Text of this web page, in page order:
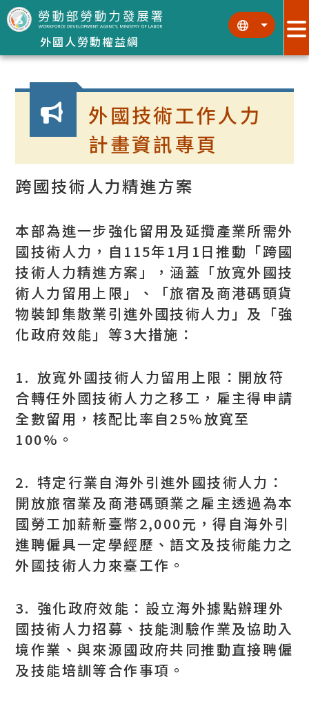
跳到主要內容區塊
外國人勞動權益網
::: :::
:::
外國技術工作人力
計畫資訊專頁
跨國技術人力精進方案
本部為進一步強化留用及延攬產業所需外
國技術人力，自115年1月1日推動「跨國
技術人力精進方案」，涵蓋「放寬外國技
術人力留用上限」、「旅宿及商港碼頭貨
物裝卸集散業引進外國技術人力」及「強
化政府效能」等3大措施：
1. 放寬外國技術人力留用上限：開放符
合轉任外國技術人力之移工，雇主得申請
全數留用，核配比率自25%放寬至
100%。
2. 特定行業自海外引進外國技術人力：
開放旅宿業及商港碼頭業之雇主透過為本
國勞工加薪新臺幣2,000元，得自海外引
進聘僱具一定學經歷、語文及技術能力之
外國技術人力來臺工作。
3. 強化政府效能：設立海外據點辦理外
國技術人力招募、技能測驗作業及協助入
境作業、與來源國政府共同推動直接聘僱
及技能培訓等合作事項。